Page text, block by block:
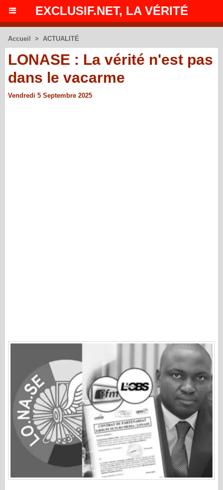
EXCLUSIF.NET, LA VÉRITÉ
Accueil > ACTUALITÉ
LONASE : La vérité n'est pas
dans le vacarme
Vendredi 5 Septembre 2025